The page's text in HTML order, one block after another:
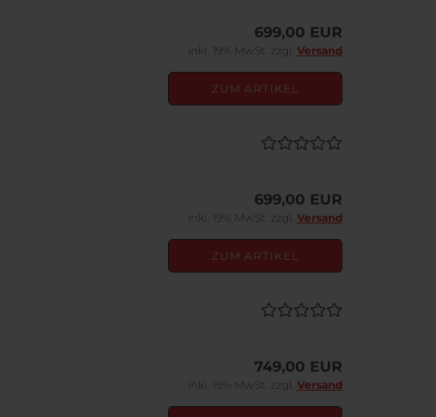
699,00 EUR
inkl. 19% MwSt. zzgl. Versand
ZUM ARTIKEL
699,00 EUR
inkl. 19% MwSt. zzgl. Versand
ZUM ARTIKEL
749,00 EUR
inkl. 19% MwSt. zzgl. Versand